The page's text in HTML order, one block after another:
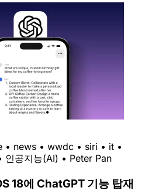
• news • wwdc • siri • it •
인공지능(AI) • Peter Pan
18에 ChatGPT 기능 탑재